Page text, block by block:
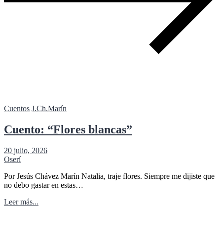
Cuentos J.Ch.Marín
Cuento: “Flores blancas”
20 julio, 2026
Oserí
Por Jesús Chávez Marín Natalia, traje flores. Siempre me dijiste que
no debo gastar en estas…
Leer más...